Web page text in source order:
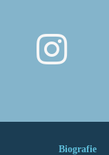
Biografie